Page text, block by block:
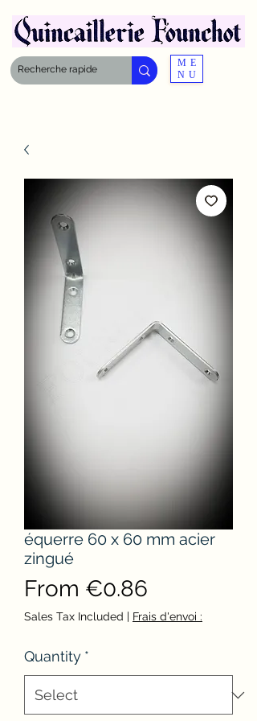
ME
NU
équerre 60 x 60 mm acier
zingué
From €0.86
Price
Sales Tax Included | Frais d'envoi :
Quantity *